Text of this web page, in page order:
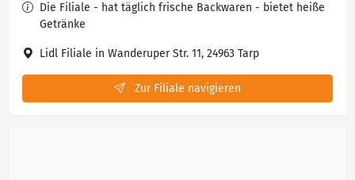
Die Filiale - hat täglich frische Backwaren - bietet heiße
Getränke
Lidl Filiale in Wanderuper Str. 11, 24963 Tarp
Zur Filiale navigieren